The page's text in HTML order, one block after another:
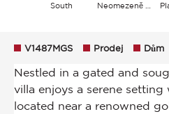
South
V1487MGS Prodej Dům